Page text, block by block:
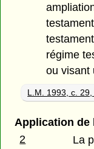
régime
ou visant
L.M. 1993, c.
Application de
2
La